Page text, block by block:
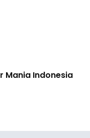
Mania Indonesia